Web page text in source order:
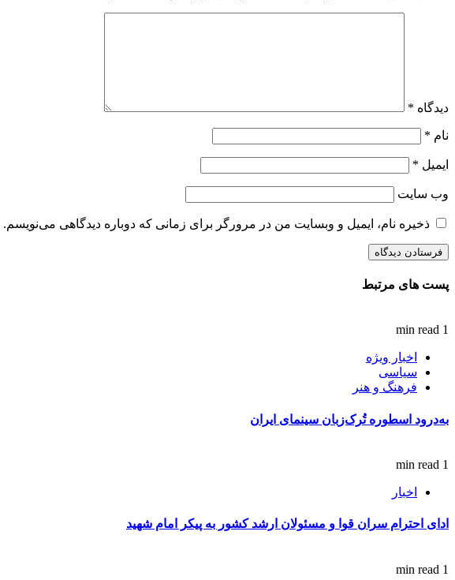
دیدگاه *
نام *
ایمیل *
وب‌ سایت
ذخیره نام، ایمیل و وبسایت من در مرورگر برای زمانی که دوباره دیدگاهی می‌نویسم.
پست های مرتبط
1 min read
اخبار ویژه
سیاسی
فرهنگ و هنر
به‌درود اسطوره تُرک‌زبان سینمای ایران
1 min read
اخبار
ادای احترام سران قوا و مسئولان ارشد کشور به پیکر امام شهید
1 min read